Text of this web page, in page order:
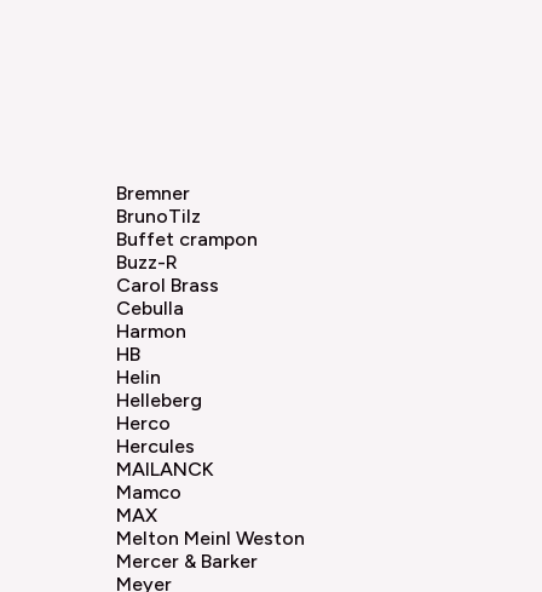
Bremner
BrunoTilz
Buffet crampon
Buzz-R
Carol Brass
Cebulla
Harmon
HB
Helin
Helleberg
Herco
Hercules
MAILANCK
Mamco
MAX
Melton Meinl Weston
Mercer & Barker
Meyer